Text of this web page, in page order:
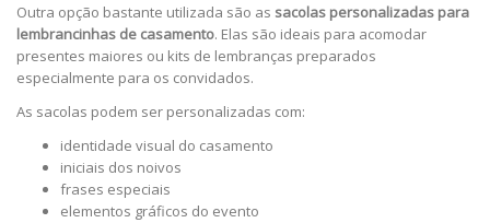
Outra opção bastante utilizada são as sacolas personalizadas para
lembrancinhas de casamento. Elas são ideais para acomodar
presentes maiores ou kits de lembranças preparados
especialmente para os convidados.
As sacolas podem ser personalizadas com:
identidade visual do casamento
iniciais dos noivos
frases especiais
elementos gráficos do evento